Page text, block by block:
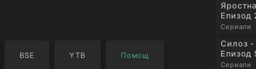
Епизод
Сериали
Силоз -
Епизод
Сериали
BSE YTB Помощ